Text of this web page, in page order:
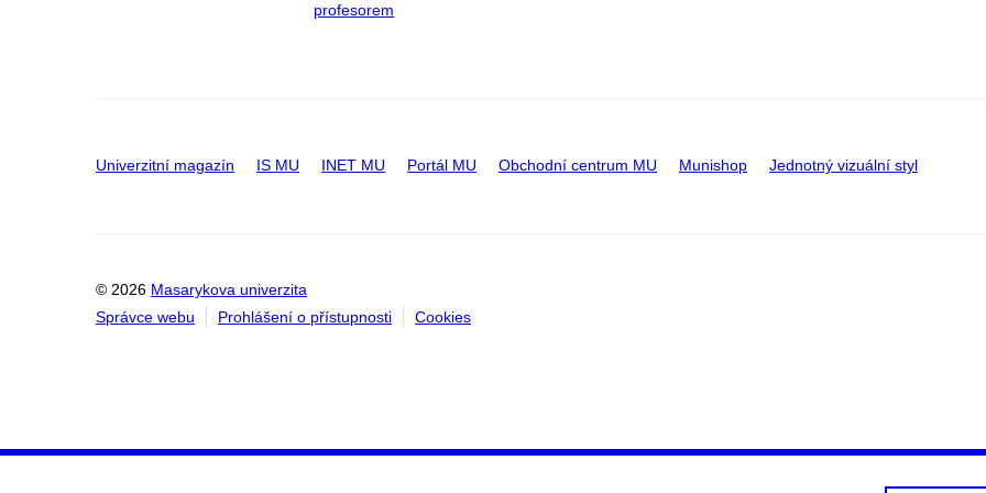
profesorem
Univerzitní magazín IS MU INET MU Portál MU Obchodní centrum MU Munishop Jednotný vizuální styl
© 2026 Masarykova univerzita
Správce webu
Prohlášení o přístupnosti Cookies